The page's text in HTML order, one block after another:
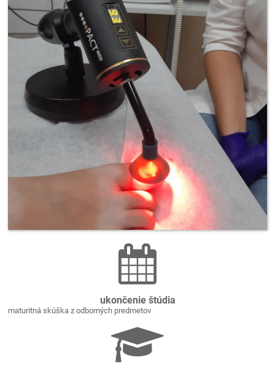
ukončenie štúdia
maturitná skúška z odborných predmetov